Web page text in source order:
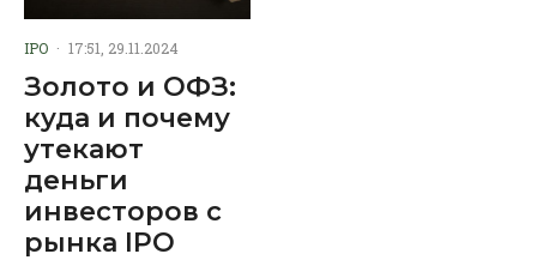
IPO · 17:51, 29.11.2024
Золото и ОФЗ:
куда и почему
утекают
деньги
инвесторов с
рынка IPO